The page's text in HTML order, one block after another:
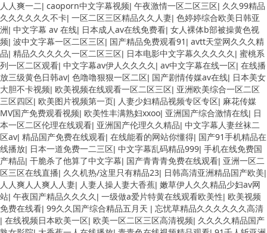
人人爽一二| caoporn中文字幕视频| 午夜激情一区二区三区| 久久99精品
久久久久久久不卡| 一区二区三区精品久久人妻| 色婷婷综合欧美日韩亚
洲| 中文字幕 av 在线| 日本成人av在线免费看| 女人裸体b部被操黄色视
频| 波中文字幕一区二区三区| 国产精品免费观看91 | avtt天堂网久久久精
品| 精品久久久久久一区二区三区| 日本电影中文字幕久久久久久| 蜜桃系
列一区二区观看| 中文字幕av伊人久久久久| av中文字幕在线一区| 在线播
放三级黄色日韩av| 色噜噜狠狠一区二区| 国产剧情传媒av在线| 日本美女
大胆不卡视频| 欧美视频在线观看一区二区三区| 亚洲欧美综合一区二区
三区四区| 欧美图片视频第一页| 人妻少妇精品视频专区专区| 麻花传媒
MV国产免费观看视频| 欧美性丰满熟妇xxoo| 亚洲国产综合激情在线| 日
本一区二区伦理在线观看| 亚洲国产伦理久久精品| 中文字幕人妻丝袜二
区av| 精品国产免费在线观看| 在线能看的网站你懂得| 国产91手机精品在
线播放| 日本一道免费一二三区| 中文字幕乱码精品999| 手机在线免费国
产精品| 干脆杀了他算了中文字幕| 国产青青青免费在线观看| 亚洲一区二
区三区在线直播| 久久机热/这里只有精品23| 日韩高清亚洲精品国产欧美|
人人爽人人爽人人妻| 人妻人操人妻大香蕉| 嫩草伊人久久精品少妇av网
站| 午夜国产精品久久久久| 一级做a爱片特黄在线观看欧美性| 欧美视频
免费在线看| 99久久国产综合精品五月天 | 忘忧草精品久久久久久久高清
| 在线视频日本欧美一区| 欧美一区二区三区高清视频| 久久久久精品国产